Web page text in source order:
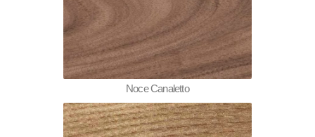
Noce Canaletto